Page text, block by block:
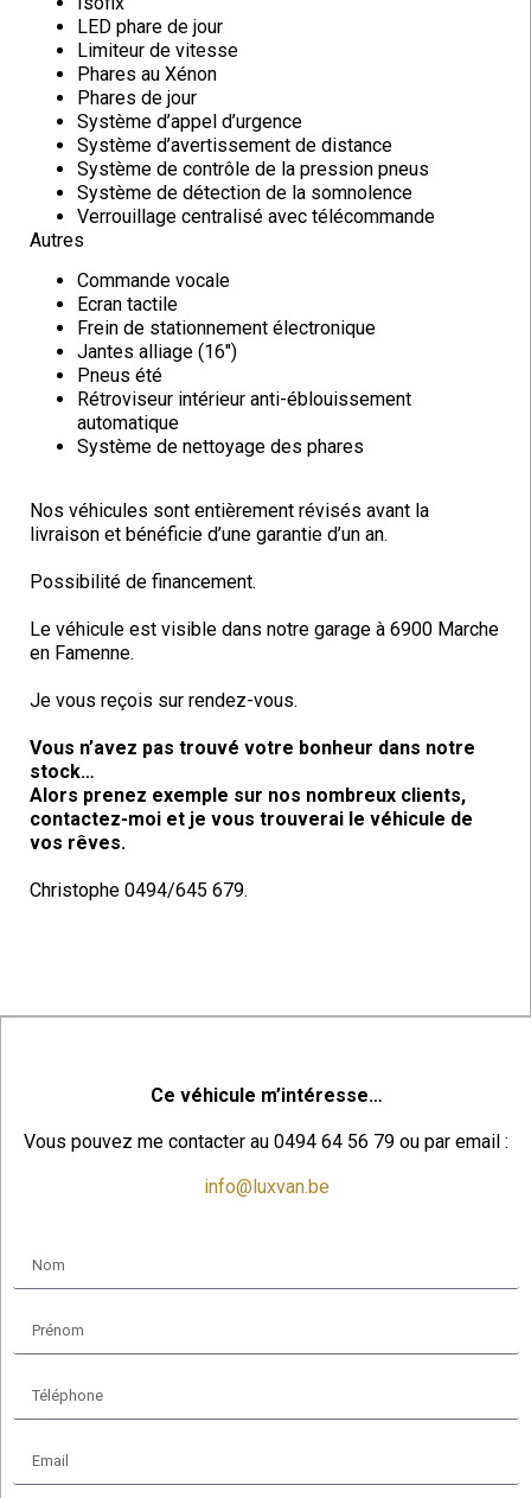
Ce véhicule m’intéresse…
Vous pouvez me contacter au 0494 64 56 79 ou par email :
info@luxvan.be
LED phare de jour
Limiteur de vitesse
Phares au Xénon
Phares de jour
Système d’appel d’urgence
Système d’avertissement de distance
Système de contrôle de la pression pneus
Système de détection de la somnolence
Verrouillage centralisé avec télécommande
Autres
Commande vocale
Ecran tactile
Frein de stationnement électronique
Jantes alliage (16″)
Pneus été
Rétroviseur intérieur anti-éblouissement
automatique
Système de nettoyage des phares
Nos véhicules sont entièrement révisés avant la
livraison et bénéficie d’une garantie d’un an.
Possibilité de financement.
Le véhicule est visible dans notre garage à 6900 Marche
en Famenne.
Je vous reçois sur rendez-vous.
Vous n’avez pas trouvé votre bonheur dans notre
stock…
Alors prenez exemple sur nos nombreux clients,
contactez-moi et je vous trouverai le véhicule de
vos rêves.
Christophe 0494/645 679.